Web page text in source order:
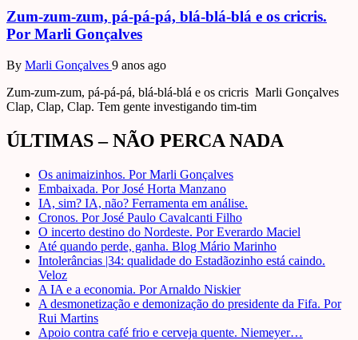
Zum-zum-zum, pá-pá-pá, blá-blá-blá e os cricris.
Por Marli Gonçalves
By Marli Gonçalves 9 anos ago
Zum-zum-zum, pá-pá-pá, blá-blá-blá e os cricris Marli Gonçalves
Clap, Clap, Clap. Tem gente investigando tim-tim
ÚLTIMAS – NÃO PERCA NADA
Os animaizinhos. Por Marli Gonçalves
Embaixada. Por José Horta Manzano
IA, sim? IA, não? Ferramenta em análise.
Cronos. Por José Paulo Cavalcanti Filho
O incerto destino do Nordeste. Por Everardo Maciel
Até quando perde, ganha. Blog Mário Marinho
Intolerâncias |34: qualidade do Estadãozinho está caindo.
Veloz
A IA e a economia. Por Arnaldo Niskier
A desmonetização e demonização do presidente da Fifa. Por
Rui Martins
Apoio contra café frio e cerveja quente. Niemeyer…